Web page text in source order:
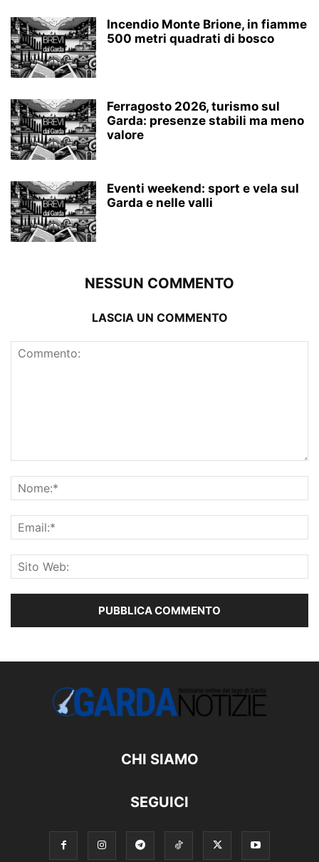
Incendio Monte Brione, in fiamme
500 metri quadrati di bosco
Ferragosto 2026, turismo sul
Garda: presenze stabili ma meno
valore
Eventi weekend: sport e vela sul
Garda e nelle valli
NESSUN COMMENTO
LASCIA UN COMMENTO
CHI SIAMO
SEGUICI